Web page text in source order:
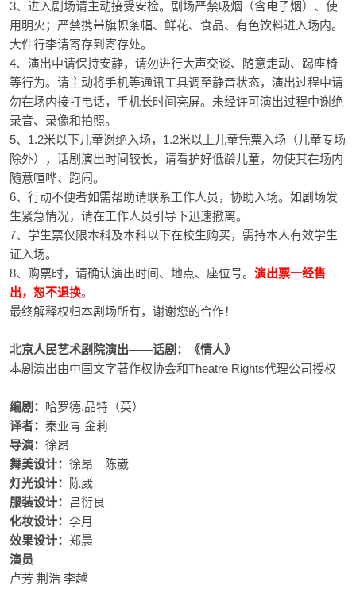
3、进入剧场请主动接受安检。剧场严禁吸烟（含电子烟）、使
用明火；严禁携带旗帜条幅、鲜花、食品、有色饮料进入场内。
大件行李请寄存到寄存处。
4、演出中请保持安静，请勿进行大声交谈、随意走动、踢座椅
等行为。请主动将手机等通讯工具调至静音状态，演出过程中请
勿在场内接打电话，手机长时间亮屏。未经许可演出过程中谢绝
录音、录像和拍照。
5、1.2米以下儿童谢绝入场，1.2米以上儿童凭票入场（儿童专场
除外），话剧演出时间较长，请看护好低龄儿童，勿使其在场内
随意喧哗、跑闹。
6、行动不便者如需帮助请联系工作人员，协助入场。如剧场发
生紧急情况，请在工作人员引导下迅速撤离。
7、学生票仅限本科及本科以下在校生购买，需持本人有效学生
证入场。
8、购票时，请确认演出时间、地点、座位号。 演出票一经售
出，恕不退换。
最终解释权归本剧场所有，谢谢您的合作！
北京人民艺术剧院演出——话剧：《情人》
本剧演出由中国文字著作权协会和Theatre Rights代理公司授权
编剧： 哈罗德.品特（英）
译者： 秦亚青 金莉
导演： 徐昂
舞美设计： 徐昂 陈崴
灯光设计：
陈崴
服装设计：
吕衍良
化妆设计： 李月
效果设计： 郑晨
演员
卢芳 荆浩 李越